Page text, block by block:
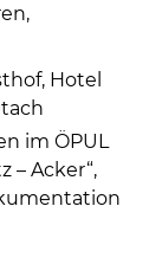
Hotel
im ÖPUL
– Acker“,